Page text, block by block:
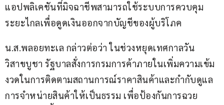
แอปพลิเคชันที่มิจฉาชีพสามารถใช้ระบบการควบคุม
ระยะไกลเพื่อดูดเงินออกจากบัญชีของผู้บริโภค
น.ส.พลอยทะเล กล่าวต่อว่า ในช่วงหยุดเทศกาลวัน
วิสาขบูชา รัฐบาลสั่งการกรมการค้าภายในเพิ่มความเข้ม
งวดในการติดตามสถานการณ์ราคาสินค้าและกำกับดูแล
การจำหน่ายสินค้าให้เป็นธรรม เพื่อป้องกันการฉวย